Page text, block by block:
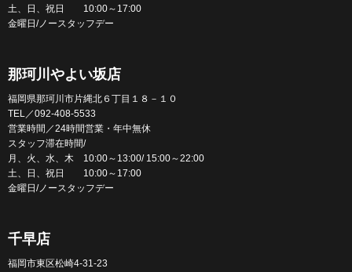
土、日、祝日 10:00～17:00
金曜日/ノースタッフデー
那珂川やよい坂店
福岡県那珂川市片縄北６丁目１８－１０
TEL／092-408-5533
営業時間／24時間営業・年中無休
スタッフ滞在時間/
月、火、水、木 10:00～13:00/ 15:00～22:00
土、日、祝日 10:00～17:00
金曜日/ノースタッフデー
千早店
福岡市東区松崎4-31-23